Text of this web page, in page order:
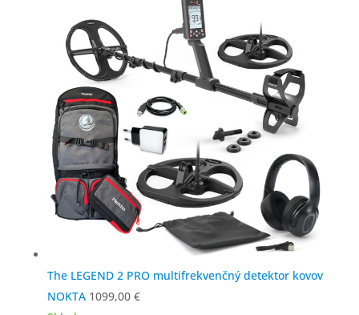
The LEGEND 2 PRO multifrekvenčný detektor kovov
NOKTA 1099,00 €